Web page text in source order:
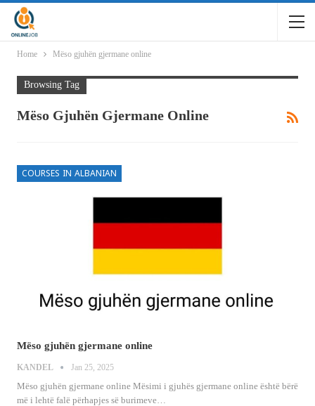
Home Mëso gjuhën gjermane online
Browsing Tag
Mëso Gjuhën Gjermane Online
COURSES IN ALBANIAN
Mëso gjuhën gjermane online
KANDEL Jan 25, 2025
Mëso gjuhën gjermane online Mësimi i gjuhës gjermane online është bërë
më i lehtë falë përhapjes së burimeve